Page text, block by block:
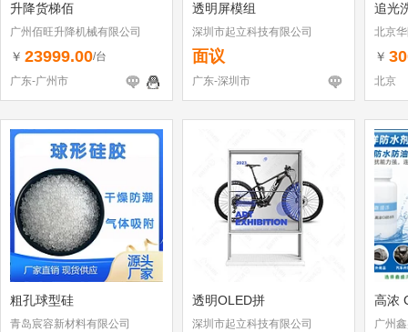
升降货梯佰
广州佰旺升降机械有限公司
￥ 23999.00/台
广东-广州市
透明屏模组
深圳市起立科技有限公司
面议
广东-深圳市
追光
北京
￥
北京
粗孔球型硅
青岛宸容新材料有限公司
透明OLED拼
深圳市起立科技有限公司
高浓
广州